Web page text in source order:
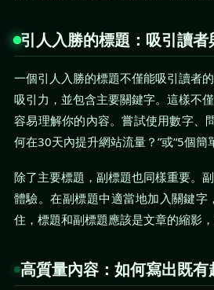
引人入勝的標題：吸引讀者
一個引人入勝的標題不僅能吸引讀者
吸引力，並包含主要關鍵字。這樣不
容易理解你的內容。嘗試使用數字、
何在30天內提升網站流量？”或“5個
除了主要標題，副標題也同樣重要。
體驗。在副標題中適當地加入關鍵字
住，標題和副標題應該是文章的縮影
高質量內容：如何寫出既有